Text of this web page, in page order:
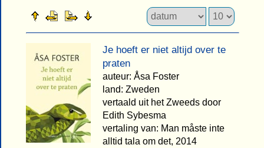
Je hoeft er niet altijd over te
praten
auteur: Åsa Foster
land: Zweden
vertaald uit het Zweeds door
Edith Sybesma
vertaling van: Man måste inte
alltid tala om det, 2014